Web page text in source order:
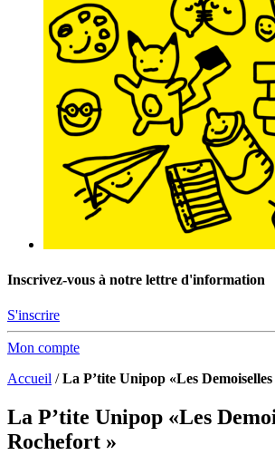
Inscrivez-vous à notre lettre d'information
S'inscrire
Mon compte
Accueil /La P’tite Unipop «Les
La P’tite Unipop «Les
Rochefort »